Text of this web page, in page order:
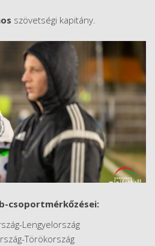
szövetségi kapitány.
csoportmérkőzései:
Lengyelország
Törökország